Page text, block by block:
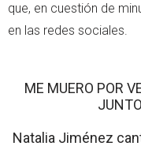
que, en cuestión de
en las redes sociales.
ME MUERO POR
Natalia Jiménez